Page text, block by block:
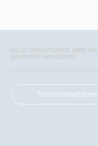
Tilmeld nyhedsbrev